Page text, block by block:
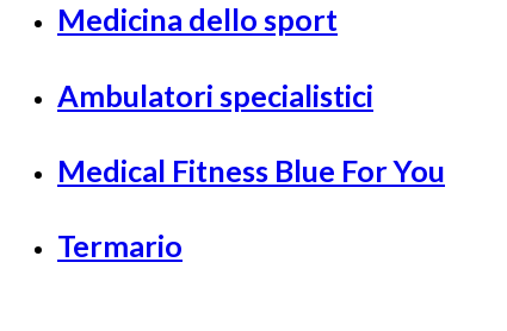
Medicina dello sport
Ambulatori specialistici
Medical Fitness Blue For You
Termario